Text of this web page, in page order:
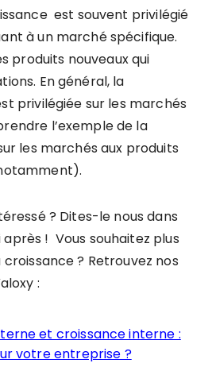
est souvent privilégié
à un marché spécifique.
produits nouveaux qui
En général, la
privilégiée sur les marchés
l’exemple de la
les marchés aux produits
? Dites-le nous dans
! Vous souhaitez plus
? Retrouvez nos
:
et croissance interne :
votre entreprise ?